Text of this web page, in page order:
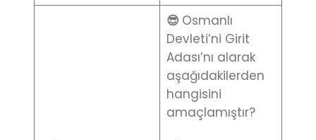
😎 Osmanlı
Devleti’ni Girit
Adası’nı alarak
aşağıdakilerden
hangisini
amaçlamıştır?